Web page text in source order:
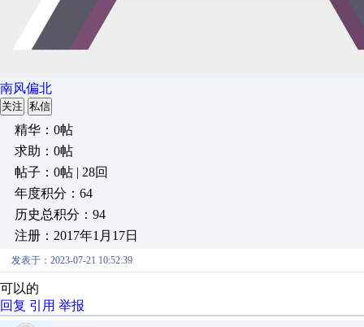
南风偏北
关注 私信
精华：0帖
求助：0帖
帖子：0帖 | 28回
年度积分：64
历史总积分：94
注册：2017年1月17日
发表于：2023-07-21 10:52:39
可以的
回复 引用 举报